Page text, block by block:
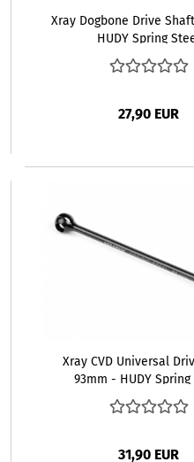
Xray Dogbone Drive
HUDY Spring
27,90 EUR
Xray CVD Universal
93mm - HUDY
31,90 EUR